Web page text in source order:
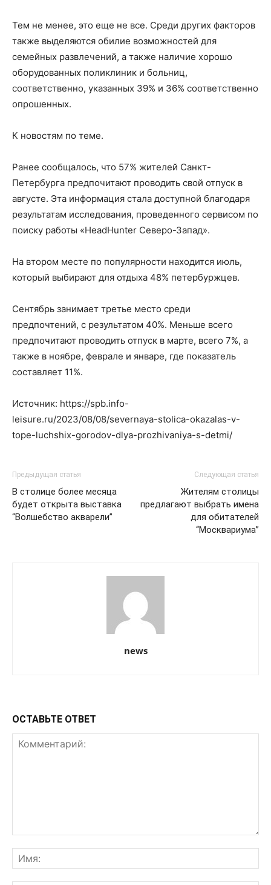
Тем не менее, это еще не все. Среди других факторов
также выделяются обилие возможностей для
семейных развлечений, а также наличие хорошо
оборудованных поликлиник и больниц,
соответственно, указанных 39% и 36% соответственно
опрошенных.
К новостям по теме.
Ранее сообщалось, что 57% жителей Санкт-
Петербурга предпочитают проводить свой отпуск в
августе. Эта информация стала доступной благодаря
результатам исследования, проведенного сервисом по
поиску работы «HeadHunter Северо-Запад».
На втором месте по популярности находится июль,
который выбирают для отдыха 48% петербуржцев.
Сентябрь занимает третье место среди
предпочтений, с результатом 40%. Меньше всего
предпочитают проводить отпуск в марте, всего 7%, а
также в ноябре, феврале и январе, где показатель
составляет 11%.
Источник: https://spb.info-
leisure.ru/2023/08/08/severnaya-stolica-okazalas-v-
tope-luchshix-gorodov-dlya-prozhivaniya-s-detmi/
Предыдущая статья
В столице более месяца
будет открыта выставка
“Волшебство акварели”
Следующая статья
Жителям столицы
предлагают выбрать имена
для обитателей
“Москвариума”
news
ОСТАВЬТЕ ОТВЕТ